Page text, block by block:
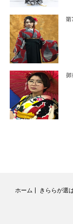
第
ホーム きららが選